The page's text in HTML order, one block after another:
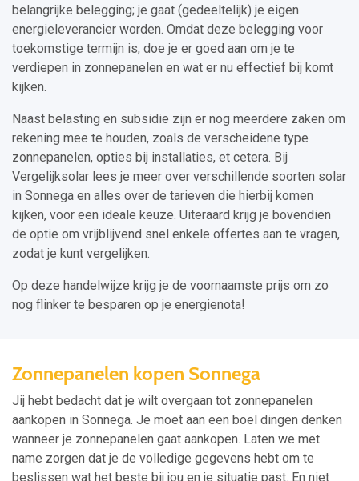
belangrijke belegging; je gaat (gedeeltelijk) je eigen
energieleverancier worden. Omdat deze belegging voor
toekomstige termijn is, doe je er goed aan om je te
verdiepen in zonnepanelen en wat er nu effectief bij komt
kijken.
Naast belasting en subsidie zijn er nog meerdere zaken om
rekening mee te houden, zoals de verscheidene type
zonnepanelen, opties bij installaties, et cetera. Bij
Vergelijksolar lees je meer over verschillende soorten solar
in Sonnega en alles over de tarieven die hierbij komen
kijken, voor een ideale keuze. Uiteraard krijg je bovendien
de optie om vrijblijvend snel enkele offertes aan te vragen,
zodat je kunt vergelijken.
Op deze handelwijze krijg je de voornaamste prijs om zo
nog flinker te besparen op je energienota!
Zonnepanelen kopen Sonnega
Jij hebt bedacht dat je wilt overgaan tot zonnepanelen
aankopen in Sonnega. Je moet aan een boel dingen denken
wanneer je zonnepanelen gaat aankopen. Laten we met
name zorgen dat je de volledige gegevens hebt om te
beslissen wat het beste bij jou en je situatie past. En niet